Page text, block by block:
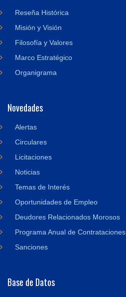
Reseña Histórica
Misión y Visión
Filosofía y Valores
Marco Estratégico
Organigrama
Novedades
Alertas
Circulares
Licitaciones
Noticias
Temas de Interés
Oportunidades de Empleo
Deudores Relacionados Morosos
Programa Anual de Contrataciones
Sanciones
Base de Datos